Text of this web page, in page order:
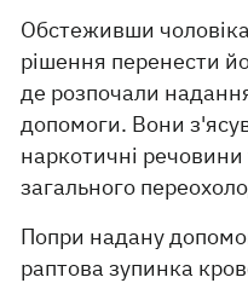
Обстеживши
рішення перенести
де розпочали
допомоги. Вони
наркотичні
загального
Попри надану
раптова зупинка